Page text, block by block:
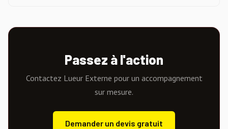
Passez à l'action
Contactez Lueur Externe pour un accompagnement
sur mesure.
Demander un devis gratuit